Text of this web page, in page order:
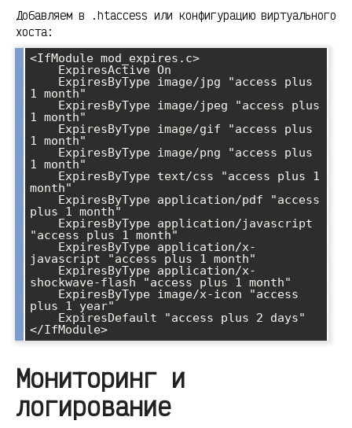
Добавляем в .htaccess или конфигурацию виртуального
хоста:
<IfModule mod_expires.c>
1 month"
1 month"
1 month"
1 month"
month"
plus 1 month"
"access plus 1 month"
javascript "access plus 1 month"
shockwave-flash "access plus 1 month"
plus 1 year"
</IfModule>
Мониторинг и
логирование